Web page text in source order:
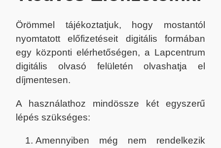
Örömmel tájékoztatjuk, hogy mostantól
nyomtatott előfizetéseit digitális formában
egy központi elérhetőségen, a Lapcentrum
digitális olvasó felületén olvashatja el
díjmentesen.
A használathoz mindössze két egyszerű
lépés szükséges:
Amennyiben még nem rendelkezik